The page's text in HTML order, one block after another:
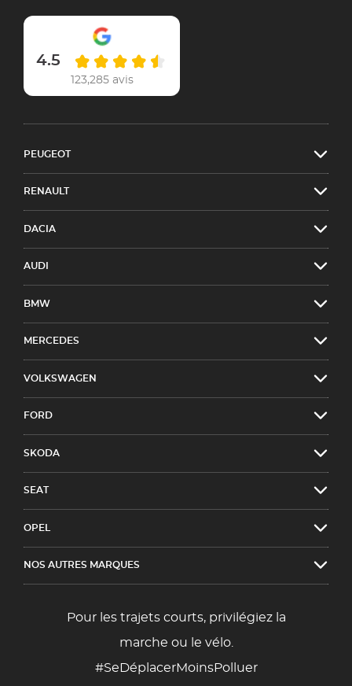
4.5
123,285 avis
PEUGEOT
RENAULT
DACIA
AUDI
BMW
MERCEDES
VOLKSWAGEN
FORD
SKODA
SEAT
OPEL
NOS AUTRES MARQUES
Pour les trajets courts, privilégiez la
marche ou le vélo.
#SeDéplacerMoinsPolluer